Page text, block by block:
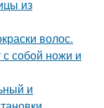
из
волос.
собой ножи и
и